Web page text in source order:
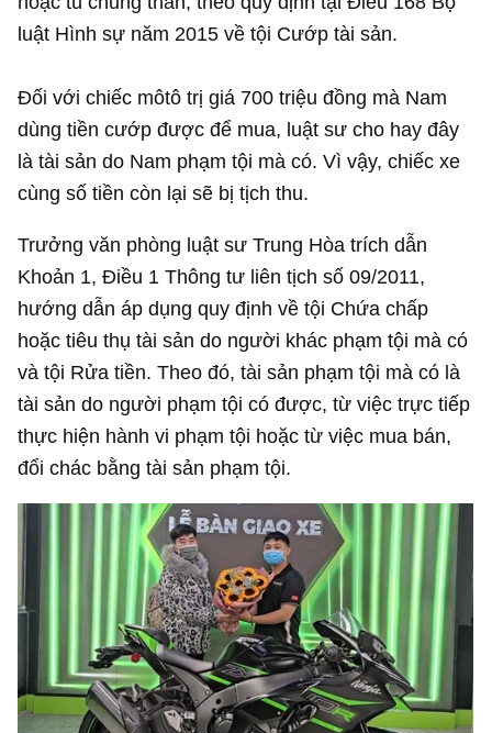
luật Hình sự năm 2015 về tội Cướp tài sản.
Đối với chiếc môtô trị giá 700 triệu đồng mà Nam
dùng tiền cướp được để mua, luật sư cho hay đây
là tài sản do Nam phạm tội mà có. Vì vậy, chiếc xe
cùng số tiền còn lại sẽ bị tịch thu.
Trưởng văn phòng luật sư Trung Hòa trích dẫn
Khoản 1, Điều 1 Thông tư liên tịch số 09/2011,
hướng dẫn áp dụng quy định về tội Chứa chấp
hoặc tiêu thụ tài sản do người khác phạm tội mà có
và tội Rửa tiền. Theo đó, tài sản phạm tội mà có là
tài sản do người phạm tội có được, từ việc trực tiếp
thực hiện hành vi phạm tội hoặc từ việc mua bán,
đổi chác bằng tài sản phạm tội.